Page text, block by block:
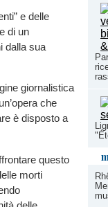
e delle
di un
dalla sua
giornalistica
che
è disposto a
questo
morti